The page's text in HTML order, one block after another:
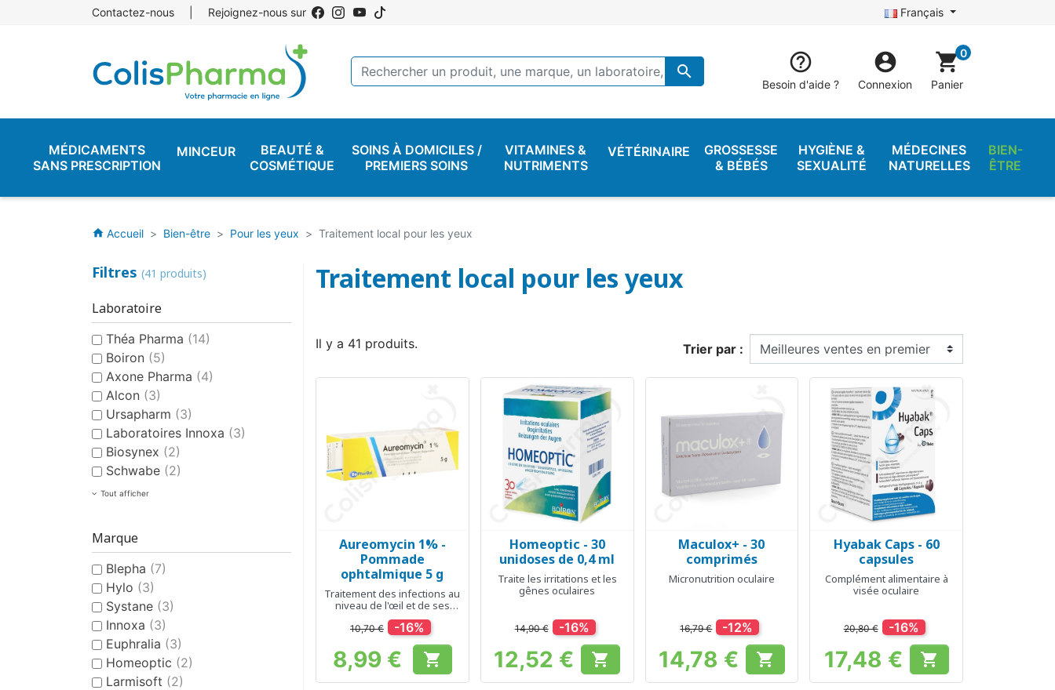
Contactez-nous Rejoignez-nous sur Français
 
Besoin d'aide ?

Connexion
shopping_cart0
Panier
MÉDICAMENTS
SANS PRESCRIPTION
MINCEUR
BEAUTÉ &
COSMÉTIQUE
SOINS À DOMICILES /
PREMIERS SOINS
VITAMINES &
NUTRIMENTS
VÉTÉRINAIRE
GROSSESSE
& BÉBÉS
HYGIÈNE &
SEXUALITÉ
MÉDECINES
NATURELLES
BIEN-
ÊTRE
home Accueil Bien-être Pour les yeux Traitement local pour les yeux
Filtres (41 produits)
Laboratoire
Théa Pharma (14)
Boiron (5)
Axone Pharma (4)
Alcon (3)
Ursapharm (3)
Laboratoires Innoxa (3)
Biosynex (2)
Schwabe (2)
Tout afficher
Marque
Blepha (7)
Hylo (3)
Systane (3)
Innoxa (3)
Euphralia (3)
Homeoptic (2)
Larmisoft (2)
Traitement local pour les yeux
Il y a 41 produits. Trier par :
Aperçu rapide
Aureomycin 1% -
Pommade
ophtalmique 5 g
Traitement des infections au
niveau de l'œil et de ses
muqueuses
10,70 € -16%
Prix
8,99 € 
Aperçu rapide
Homeoptic - 30
unidoses de 0,4 ml
Traite les irritations et les
gênes oculaires
14,90 € -16%
Prix
12,52 € 
Aperçu rapide
Maculox+ - 30
comprimés
Micronutrition oculaire
16,79 € -12%
Prix
14,78 € 
Aperçu rapide
Hyabak Caps - 60
capsules
Complément alimentaire à
visée oculaire
20,80 € -16%
Prix
17,48 € 